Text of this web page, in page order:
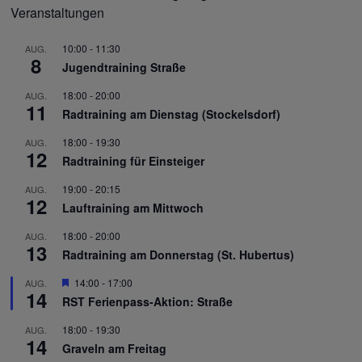
Veranstaltungen
AUG.
8
10:00 - 11:30
Jugendtraining Straße
AUG.
11
18:00 -20:00
Radtraining am Dienstag (Stockelsdorf)
AUG.
12
18:00 - 19:30
Radtraining für Einsteiger
AUG.
12
19:00 -20:15
Lauftraining am Mittwoch
AUG.
13
18:00 -20:00
Radtraining am Donnerstag (St. Hubertus)
AUG.
14
Hervorgehoben
14:00 - 17:00
RST Ferienpass-Aktion: Straße
AUG.
14
18:00 - 19:30
Graveln am Freitag